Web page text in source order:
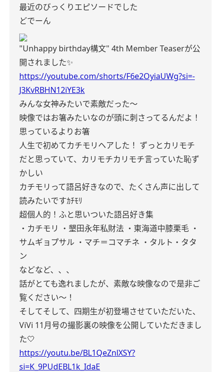
最近のびっくりエピソードでした
どでーん
"Unhappy birthday構文" 4th Member Teaserが公
開されました✨
https://youtube.com/shorts/F6e2OyiaUWg?si=-
J3KvRBHN12iYE3k
みんな女神みたいで素敵だった〜
映像ではお箸みたいなのが頭に刺さってるんだよ！
思っているよりお箸
人生で初めてカチモリヘアした！ ずっとカリモチ
だと思っていて、カリモチカリモチ言っていた恥ず
かしい
カチモリって語呂好きなので、たくさん声に出して
読みたいですｶﾁﾓﾘ
超個人的！ふと思いついた語呂好き集
・カチモリ ・墾田永年私財法 ・東海道中膝栗毛 ・
サムギョプサル ・マチ＝コマチネ ・タルト・タタ
ン
などなど、、、
話がとても逸れましたが、素敵な映像なので是非ご
覧ください〜！
そしてそして、四期生が初登場させていただいた、
ViVi 11月号の撮影裏の映像を公開していただきまし
た🤍
https://youtu.be/BL1QeZnlXSY?
si=K_9PUdEBL1k_IdaE